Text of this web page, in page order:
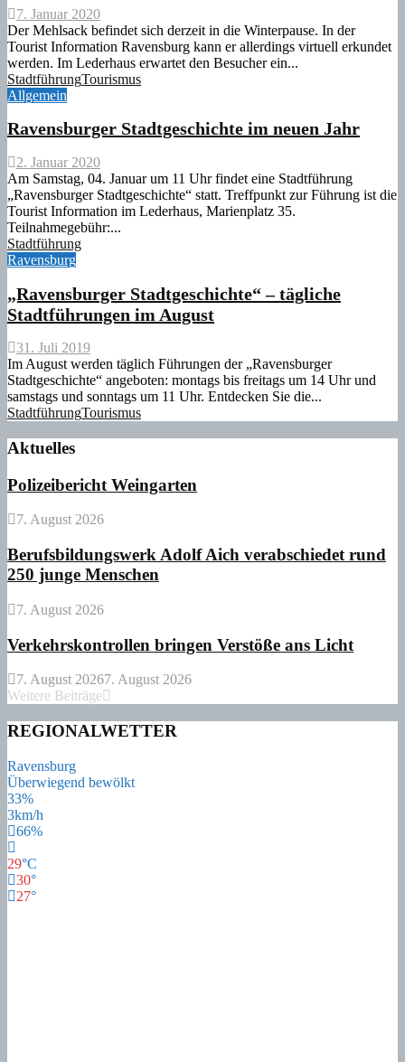
7. Januar 2020
Der Mehlsack befindet sich derzeit in die Winterpause. In der
Tourist Information Ravensburg kann er allerdings virtuell erkundet
werden. Im Lederhaus erwartet den Besucher ein...
StadtführungTourismus
Allgemein
Ravensburger Stadtgeschichte im neuen Jahr
2. Januar 2020
Am Samstag, 04. Januar um 11 Uhr findet eine Stadtführung
„Ravensburger Stadtgeschichte“ statt. Treffpunkt zur Führung ist die
Tourist Information im Lederhaus, Marienplatz 35.
Teilnahmegebühr:...
Stadtführung
Ravensburg
„Ravensburger Stadtgeschichte“ – tägliche
Stadtführungen im August
31. Juli 2019
Im August werden täglich Führungen der „Ravensburger
Stadtgeschichte“ angeboten: montags bis freitags um 14 Uhr und
samstags und sonntags um 11 Uhr. Entdecken Sie die...
StadtführungTourismus
Aktuelles
Polizeibericht Weingarten
7. August 2026
Berufsbildungswerk Adolf Aich verabschiedet rund
250 junge Menschen
7. August 2026
Verkehrskontrollen bringen Verstöße ans Licht
7. August 20267. August 2026
Weitere Beiträge
REGIONALWETTER
Ravensburg
Überwiegend bewölkt
33%
3km/h
66%
29°C
30°
27°